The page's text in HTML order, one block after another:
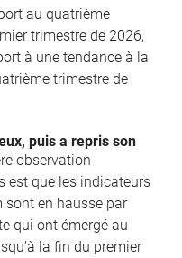
au quatrième
trimestre de 2026,
à une tendance à la
trimestre de
puis a repris son
observation
est que les indicateurs
sont en hausse par
qui ont émergé au
la fin du premier